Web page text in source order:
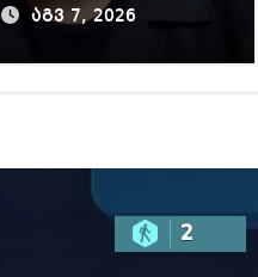
პროკურატურის
აგვ 7, 2026
2